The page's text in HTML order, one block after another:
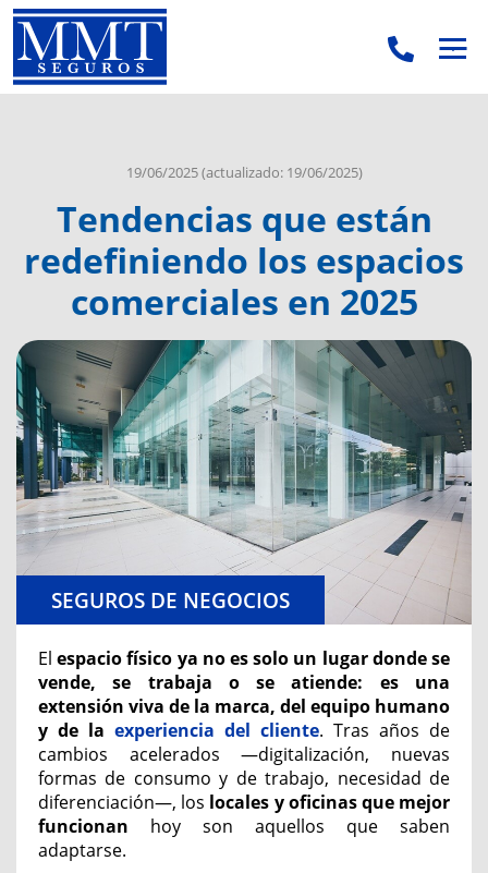
..
19/06/2025(actualizado: 19/06/2025)
Tendencias que están
redefiniendo los espacios
comerciales en 2025
SEGUROS DE NEGOCIOS
Elespacio físico ya no es solo un lugar donde se
vende, se trabaja o se atiende: es una
extensión viva de la marca, del equipo humano
y de la experiencia del cliente. Tras años de
cambios acelerados —digitalización, nuevas
formas de consumo y de trabajo, necesidad de
diferenciación—, los locales y oficinas que mejor
funcionan hoy son aquellos que saben
adaptarse.